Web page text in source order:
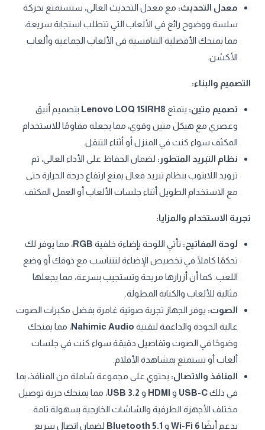
معدل التحديث: مع معدل التحديث العالي، ستستمتع بحركة
سلسة ووضوح رائع في الألعاب التي تتطلب استجابة سريعة،
مما يمنحك الأفضلية التنافسية في الألعاب الجماعية وألعاب
الأكشن.
التصميم والبناء:
تصميم متين: يتمتع Lenovo LOQ 15IRH8 بتصميم أنيق
وعصري مع هيكل متين وقوي، مما يجعله مقاومًا للاستخدام
المكثف سواء كنت في المنزل أو أثناء التنقل.
نظام التبريد المتطور: لضمان الحفاظ على الأداء العالي، تم
تزويد اللابتوب بنظام تبريد فعال يمنع ارتفاع درجة الحرارة حتى
مع الاستخدام الطويل أثناء جلسات الألعاب أو العمل المكثف.
تجربة الاستخدام والمزايا:
لوحة المفاتيح: تأتي اللوحة بإضاءة خلفية RGB، مما يوفر لك
تحكمًا كاملًا في تخصيص الإضاءة لتتناسب مع ذوقك أو وضع
اللعب. كما أن أزرارها مريحة وتستجيب بسرعة، مما يجعلها
مثالية للألعاب والكتابة المطولة.
الصوت: يوفر الجهاز تجربة صوتية غامرة بفضل مكبرات الصوت
عالية الجودة والداعمة لتقنية Nahimic Audio، مما يمنحك
وضوحًا في الصوت وتفاصيل دقيقة سواء كنت في جلسات
ألعاب أو تستمتع بمشاهدة الأفلام.
المنافذ والاتصال: يحتوي على مجموعة شاملة من المنافذ، بما
في ذلكUSB-C و HDMI و USB 3.2، مما يمنحك حرية توصيل
مختلف الأجهزة الطرفية والشاشات الخارجية بسهولة تامة.
يدعم أيضًا Wi-Fi 6 و Bluetooth 5.1 لضمان اتصال سريع